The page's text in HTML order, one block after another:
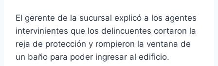
El gerente de la sucursal explicó a los agentes
intervinientes que los delincuentes cortaron la
reja de protección y rompieron la ventana de
un baño para poder ingresar al edificio.